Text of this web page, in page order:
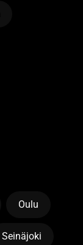
Oulu
Seinäjoki